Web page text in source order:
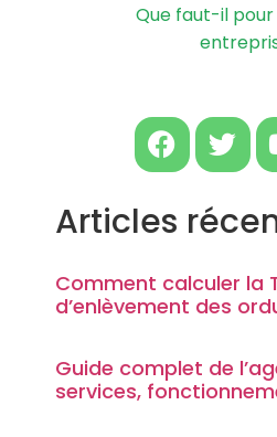
Que faut-il
Articles
Comment calculer la
d’enlèvement des
Guide complet de
services,